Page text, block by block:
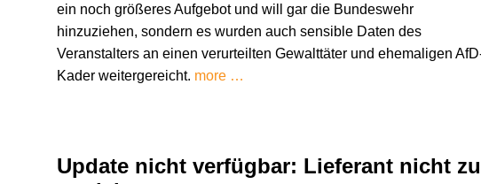
ein noch größeres Aufgebot und will gar die Bundeswehr
hinzuziehen, sondern es wurden auch sensible Daten des
Veranstalters an einen verurteilten Gewalttäter und ehemaligen
Kader weitergereicht. more …
Update nicht verfügbar: Lieferant nicht zu